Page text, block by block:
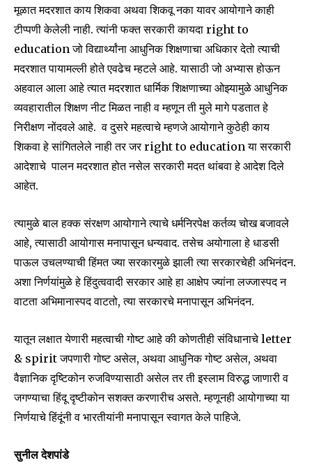
Join our community of
SUBSCRIBERS and be part of the
To subscribe, simply enter your email address on our website
or click the subscribe button below. Don't worry, we respect
your privacy and won't spam your inbox. Your information is
safe with us.
SUBSCRIBE
I've read and accept thePrivacy Policy.
6,300
मूळात मदरशात काय शिकवा अथवा शिकवू नका यावर आयोगाने काही
टीप्पणी केलेली नाही. त्यांनी फक्त सरकारी कायदा right to
education जो विद्यार्थ्यांना आधुनिक शिक्षणाचा अधिकार देतो त्याची
मदरशात पायामल्ली होते एवढेच म्हटले आहे. यासाठी जो अभ्यास होऊन
अहवाल आला आहे त्यात मदरशात धार्मिक शिक्षणाच्या ओझ्यामुळे आधुनिक
व्यवहारातील शिक्षण नीट मिळत नाही व म्हणून ती मुले मागे पडतात हे
निरीक्षण नोंदवले आहे. व दुसरे महत्वाचे म्हणजे आयोगाने कुठेही काय
शिकवा हे सांगितलेले नाही तर जर right to education या सरकारी
आदेशाचे पालन मदरशात होत नसेल सरकारी मदत थांबवा हे आदेश दिले
आहेत.
त्यामुळे बाल हक्क संरक्षण आयोगाने त्याचे धर्मनिरपेक्ष कर्तव्य चोख बजावले
आहे, त्यासाठी आयोगास मनापासून धन्यवाद. तसेच अयोगाला हे धाडसी
पाऊल उचलण्याची हिंमत ज्या सरकारमुळे झाली त्या सरकारचेही अभिनंदन.
अशा निर्णयांमुळे हे हिंदुत्ववादी सरकार आहे हा आक्षेप ज्यांना लज्जास्पद न
वाटता अभिमानास्पद वाटतो, त्या सरकारचे मनापासून अभिनंदन.
यातून लक्षात येणारी महत्वाची गोष्ट आहे की कोणतीही संविधानाचे letter
& spirit जपणारी गोष्ट असेल, अथवा आधुनिक गोष्ट असेल, अथवा
वैज्ञानिक दृष्टिकोन रुजविण्यासाठी असेल तर ती इस्लाम विरुद्ध जाणारी व
जगण्याचा हिंदू दृष्टीकोन सशक्त करणारीच असते. म्हणूनही आयोगाच्या या
निर्णयाचे हिंदूंनी व भारतीयांनी मनापासून स्वागत केले पाहिजे.
सुनील देशपांडे